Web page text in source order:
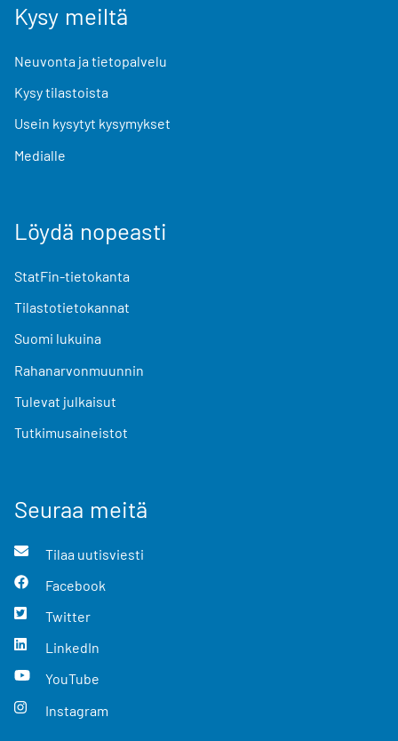
Kysy meiltä
Neuvonta ja tietopalvelu
Kysy tilastoista
Usein kysytyt kysymykset
Medialle
Löydä nopeasti
StatFin-tietokanta
Tilastotietokannat
Suomi lukuina
Rahanarvonmuunnin
Tulevat julkaisut
Tutkimusaineistot
Seuraa meitä
Tilaa uutisviesti
Facebook
Twitter
LinkedIn
YouTube
Instagram